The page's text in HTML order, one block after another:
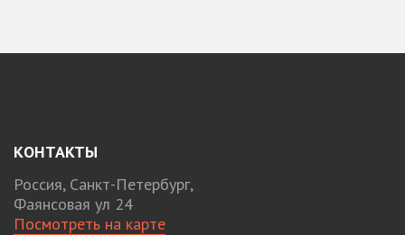
КОНТАКТЫ
Россия, Санкт-Петербург,
Фаянсовая ул 24
Посмотреть на карте